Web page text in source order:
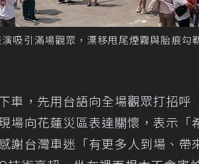
吸引滿場觀眾，漂移甩尾煙霧與胎痕
車，先用台語向全場觀眾打招
場向花蓮災區表達關懷，表示
謝台灣車迷「有更多人到場、